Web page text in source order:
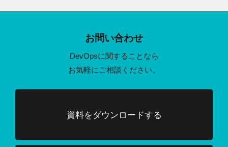
お問い合わせ
DevOpsに関することなら
お気軽にご相談ください。
資料をダウンロードする